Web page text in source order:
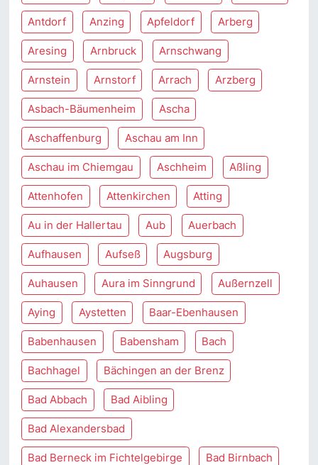
Antdorf Anzing Apfeldorf Arberg
Aresing Arnbruck Arnschwang
Arnstein Arnstorf Arrach Arzberg
Asbach-Bäumenheim Ascha
Aschaffenburg Aschau am Inn
Aschau im Chiemgau Aschheim Aßling
Attenhofen Attenkirchen Atting
Au in der Hallertau Aub Auerbach
Aufhausen Aufseß Augsburg
Auhausen Aura im Sinngrund Außernzell
Aying Aystetten Baar-Ebenhausen
Babenhausen Babensham Bach
Bachhagel Bächingen an der Brenz
Bad Abbach Bad Aibling
Bad Alexandersbad
Bad Berneck im Fichtelgebirge Bad Birnbach